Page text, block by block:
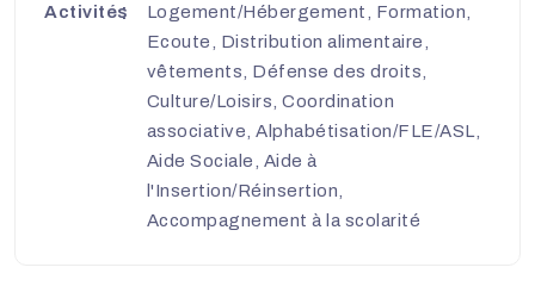
Activités
Logement/Hébergement, Formation,
Ecoute, Distribution alimentaire,
vêtements, Défense des droits,
Culture/Loisirs, Coordination
associative, Alphabétisation/FLE/ASL,
Aide Sociale, Aide à
l'Insertion/Réinsertion,
Accompagnement à la scolarité